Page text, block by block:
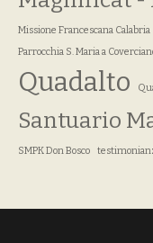
Missione Francescana Calabria
Parrocchia S. Maria a
Quadalto
Santuario
SMPK Don Bosco